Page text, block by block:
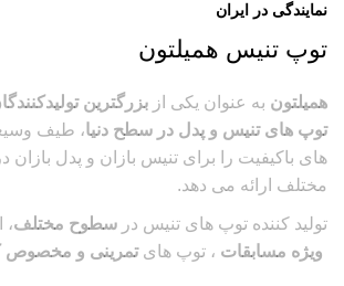
نمایندگی در ایران
توپ تنیس همیلتون
همیلتون به عنوان یکی از بزرگترین
توپ های تنیس و پدل در سطح دنیا، طیف
های باکیفیت را برای تنیس بازان و پدل
مختلف ارائه می دهد.
تولید کننده توپ های تنیس در سطوح مختلف،
ویژه مسابقات ، توپ هایتمرینی و مخصوص